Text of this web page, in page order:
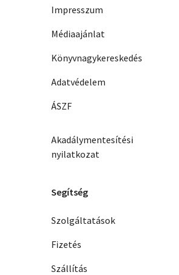
Impresszum
Médiaajánlat
Könyvnagykereskedés
Adatvédelem
ÁSZF
Akadálymentesítési
nyilatkozat
Segítség
Szolgáltatások
Fizetés
Szállítás